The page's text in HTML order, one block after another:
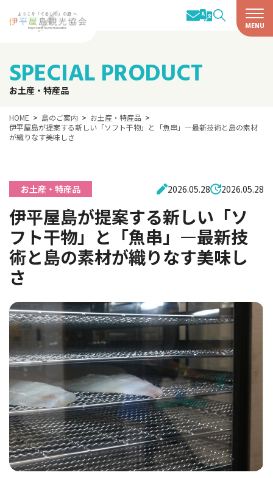
SPECIAL PRODUCT
お土産・特産品
HOME 島のご案内
お土産・特産品
伊平屋島が提案する新しい「ソフト干物」と「魚串」―最新技術と島の素材
が織りなす美味しさ
お土産・特産品 2026.05.28 2026.05.28
伊平屋島が提案する新しい「ソ
フト干物」と「魚串」―最新技
術と島の素材が織りなす美味し
さ